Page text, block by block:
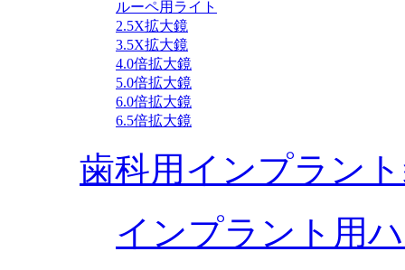
ルーペ用ライト
2.5X拡大鏡
3.5X拡大鏡
4.0倍拡大鏡
5.0倍拡大鏡
6.0倍拡大鏡
6.5倍拡大鏡
歯科用インプラン
インプラント用